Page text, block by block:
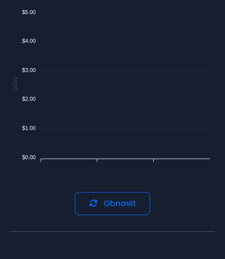
$5.00
$4.00
$3.00
$2.00
$1.00
$0.00
$/Day
Obnovit